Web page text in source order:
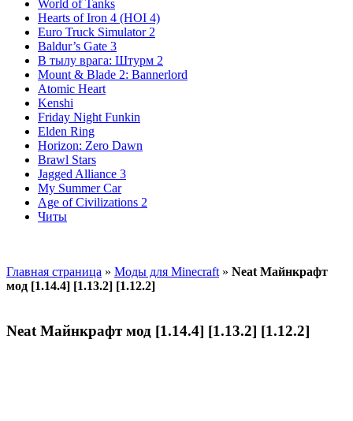
World of Tanks
Hearts of Iron 4 (HOI 4)
Euro Truck Simulator 2
Baldur’s Gate 3
В тылу врага: Штурм 2
Mount & Blade 2: Bannerlord
Atomic Heart
Kenshi
Friday Night Funkin
Elden Ring
Horizon: Zero Dawn
Brawl Stars
Jagged Alliance 3
My Summer Car
Age of Civilizations 2
Читы
Главная страница » Моды для Minecraft » Neat Майнкрафт
мод [1.14.4] [1.13.2] [1.12.2]
Neat Майнкрафт мод [1.14.4] [1.13.2] [1.12.2]